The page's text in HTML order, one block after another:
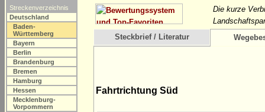
Streckenverzeichnis
Deutschland
Baden-
Württemberg
Bayern
Berlin
Brandenburg
Bremen
Hamburg
Hessen
Mecklenburg-
Vorpommern
Die kurze
Steckbrief / Literatur
Fahrtrichtung Süd